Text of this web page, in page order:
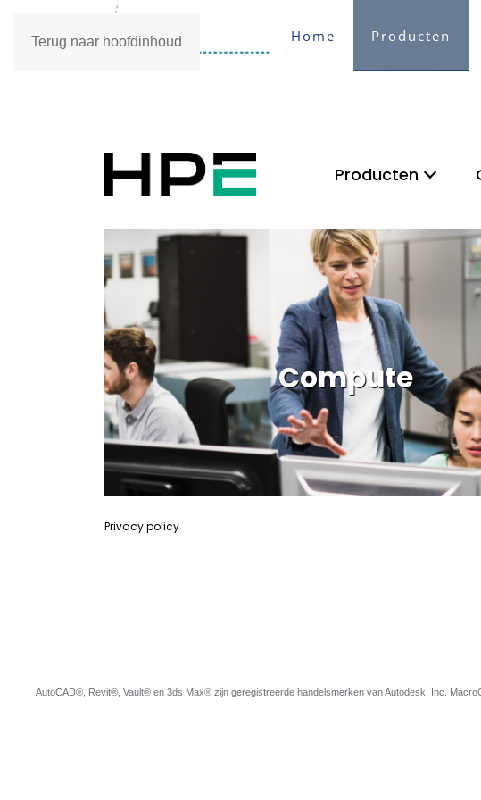
Terug naar hoofdinhoud Home Producten
AutoCAD®, Revit®, Vault® en 3ds Max® zijn geregistreerde handelsmerken van Autodesk, Inc.